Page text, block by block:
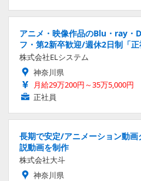
アニメ・映像作品のBlu・ray・
フ・第2新卒歓迎/週休2日制「正
株式会社ELシステム
神奈川県
月給29万200円～35万5,000円
正社員
長期で安定/アニメーション動
説動画を制作
株式会社大斗
神奈川県